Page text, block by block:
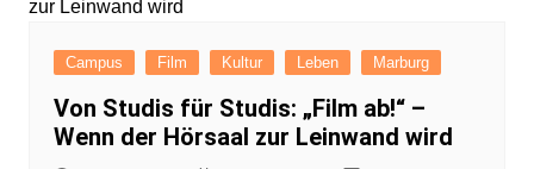
Campus Film Kultur Leben Marburg
Von Studis für Studis: „Film ab!“ –
Wenn der Hörsaal zur Leinwand wird